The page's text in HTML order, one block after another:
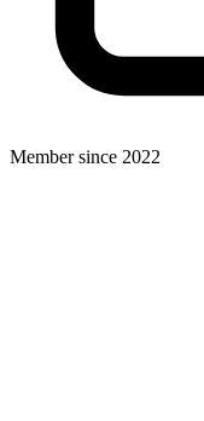
Member since 2022